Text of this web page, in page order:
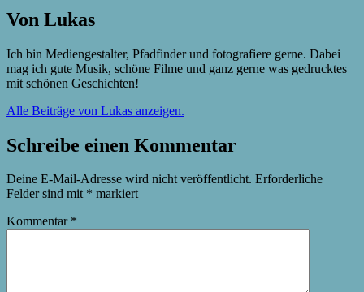
Von Lukas
Ich bin Mediengestalter, Pfadfinder und fotografiere gerne. Dabei
mag ich gute Musik, schöne Filme und ganz gerne was gedrucktes
mit schönen Geschichten!
Alle Beiträge von Lukas anzeigen.
Schreibe einen Kommentar
Deine E-Mail-Adresse wird nicht veröffentlicht. Erforderliche
Felder sind mit * markiert
Kommentar *